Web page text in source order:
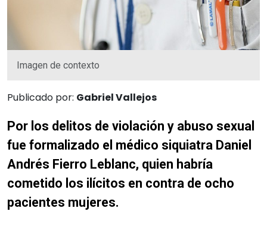
Imagen de contexto
Publicado por: Gabriel Vallejos
Por los delitos de violación y abuso sexual
fue formalizado el médico siquiatra Daniel
Andrés Fierro Leblanc, quien habría
cometido los ilícitos en contra de ocho
pacientes mujeres.